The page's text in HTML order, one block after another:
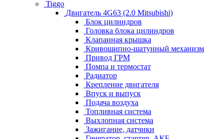
Tiggo
Двигатель 4G63 (2.0 Mitsubishi)
Блок цилиндров
Головка блока цилиндров
Клапанная крышка
Кривошипно-шатунный механизм
Привод ГРМ
Помпа и термостат
Радиатор
Крепление двигателя
Впуск и выпуск
Подача воздуха
Топливная система
Выхлопная система
Зажигание, датчики